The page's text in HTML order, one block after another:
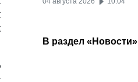
В раздел «Новости»